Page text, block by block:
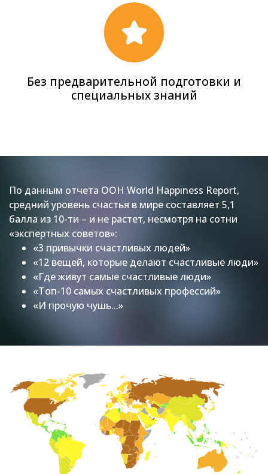
Без предварительной подготовки и
специальных знаний
По данным отчета ООН World Happiness Report,
средний уровень счастья в мире составляет 5,1
балла из 10-ти – и не растет, несмотря на сотни
«экспертных советов»:
«3 привычки счастливых людей»
«12 вещей, которые делают счастливые люди»
«Где живут самые счастливые люди»
«Топ-10 самых счастливых профессий»
«И прочую чушь...»